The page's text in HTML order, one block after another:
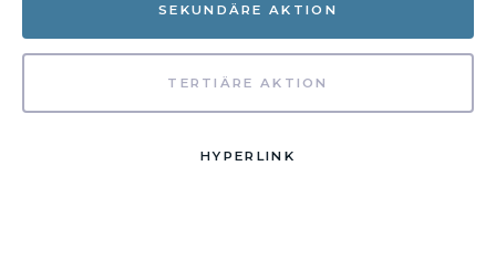
SEKUNDÄRE AKTION
TERTIÄRE AKTION
HYPERLINK